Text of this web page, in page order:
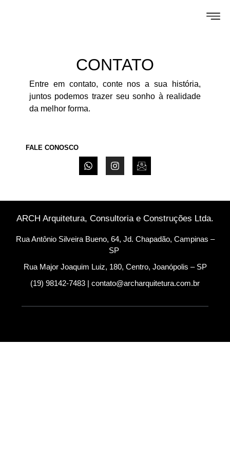
CONTATO
Entre em contato, conte nos a sua história,
juntos podemos trazer seu sonho à realidade
da melhor forma.
FALE CONOSCO
ARCH Arquitetura, Consultoria e Construções Ltda.
Rua Antônio Silveira Bueno, 64, Jd. Chapadão, Campinas –
SP
Rua Major Joaquim Luiz, 180, Centro, Joanópolis – SP
(19) 98142-7483 | contato@archarquitetura.com.br